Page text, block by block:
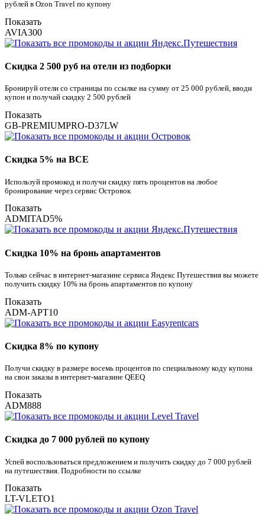
рублей в Ozon Travel по купону
Показать
AVIA300
Скидка 2 500 руб на отели из подборки
Бронируй отели со страницы по ссылке на сумму от 25 000 рублей, вводи
купон и получай скидку 2 500 рублей
Показать
GB-PREMIUMPRO-D37LW
Скидка 5% на ВСЕ
Используй промокод и получи скидку пять процентов на любое
бронирование через сервис Островок
Показать
ADMITAD5%
Скидка 10% на бронь апартаментов
Только сейчас в интернет-магазине сервиса Яндекс Путешествия вы можете
получить скидку 10% на бронь апартаментов по купону
Показать
ADM-APT10
Скидка 8% по купону
Получи скидку в размере восемь процентов по специальному коду купона
на свои заказы в интернет-магазине QEEQ
Показать
ADM888
Скидка до 7 000 рублей по купону
Успей воспользоваться предложением и получить скидку до 7 000 рублей
на путешествия. Подробности по ссылке
Показать
LT-VLETO1